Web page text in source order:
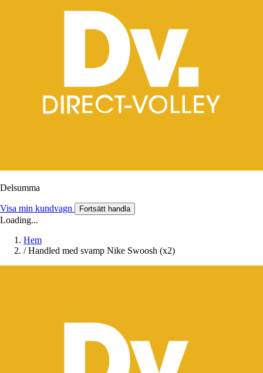
Delsumma
Visa min kundvagn Fortsätt handla
Loading...
Hem
/ Handled med svamp Nike Swoosh (x2)